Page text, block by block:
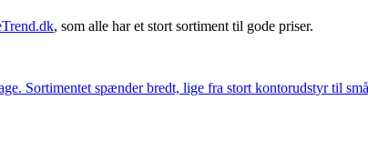
, som alle har et stort sortiment til gode priser.
Sortimentet spænder bredt, lige fra stort kontorudstyr til